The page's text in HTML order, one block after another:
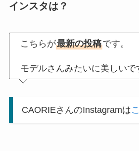
インスタは？
こちらが最新の投稿です。
モデルさんみたいに美しいで
CAORIEさんのInstagramは